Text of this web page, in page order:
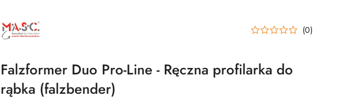
(0)
Falzformer Duo Pro-Line - Ręczna profilarka do
rąbka (falzbender)